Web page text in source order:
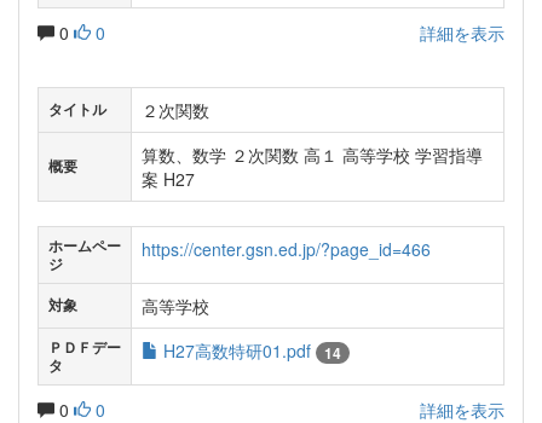
0 0 詳細を表示
タイトル ２次関数
概要
算数、数学 ２次関数 高１ 高等学校 学習指導
案 H27
ホームペー
ジ
https://center.gsn.ed.jp/?page_id=466
対象 高等学校
ＰＤＦデー
タ
H27高数特研01.pdf 14
0 0 詳細を表示